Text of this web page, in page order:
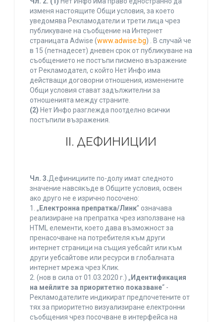
изменя настоящите Общи условия, за което
уведомява Рекламодатели и трети лица чрез
публикуване на съобщение на Интернет
страницата Adwise (www.adwise.bg) . В случай че
в 15 (петнадесет) дневен срок от публикуване на
съобщението не постъпи писмено възражение
от Рекламодател, с който Нет Инфо има
действащи договорни отношения, изменените
Общи условия стават задължителни за
отношенията между страните.
(2) Нет Инфо разглежда поотделно всички
постъпили възражения.
ІІ. ДЕФИНИЦИИ
Чл. 3.Дефинициите по-долу имат следното
значение навсякъде в Общите условия, освен
ако друго не е изрично посочено:
1. „ Електронна препратка/Линк” означава
реализиране на препратка чрез използване на
HTML елементи, което дава възможност за
пренасочване на потребителя към други
интернет страници на същия уебсайт или към
други уебсайтове или ресурси в глобалната
интернет мрежа чрез Клик.
2. (нов в сила от 01.03.2020 г.) „ Идентификация
на мейлите за приоритетно показване“ -
Рекламодателите индикират предпочетените от
тях за приоритетно визуализиране електронни
съобщения чрез посочване в интерфейса на